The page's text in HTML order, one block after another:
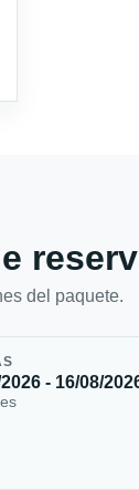
del paquete.
- 16/08/